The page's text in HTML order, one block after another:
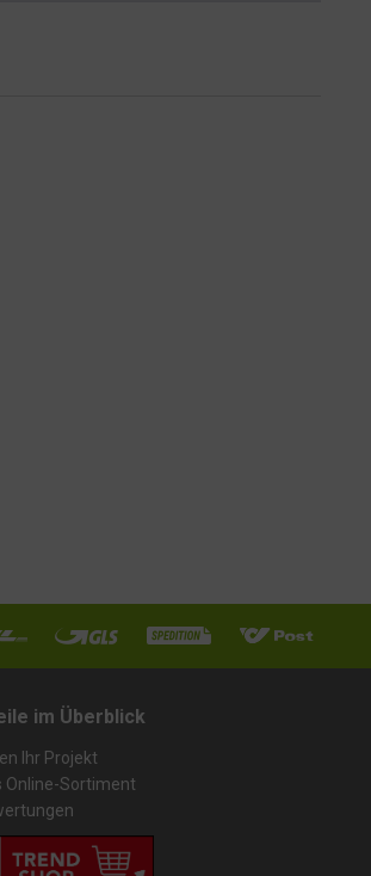
im Überblick
Ihr Projekt
Online-Sortiment